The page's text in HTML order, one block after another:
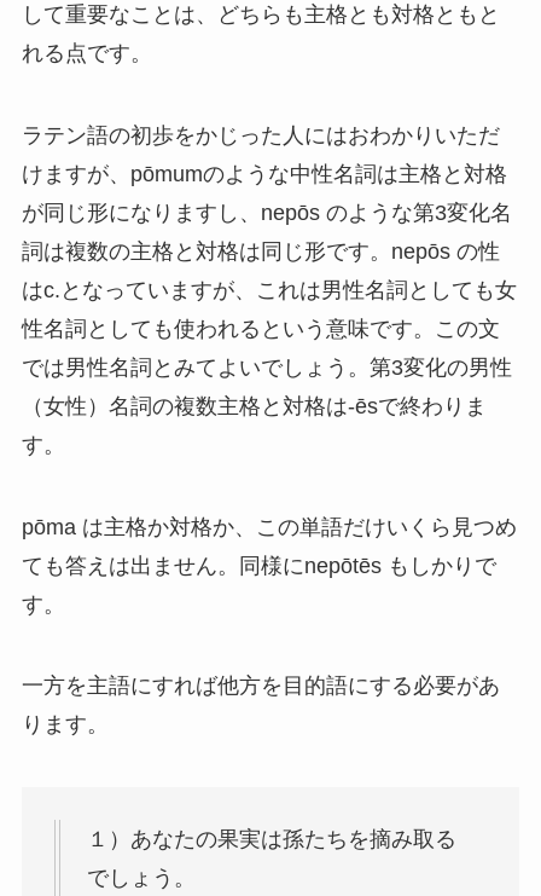
して重要なことは、どちらも主格とも対格ともと
れる点です。
ラテン語の初歩をかじった人にはおわかりいただ
けますが、pōmumのような中性名詞は主格と対格
が同じ形になりますし、nepōs のような第3変化名
詞は複数の主格と対格は同じ形です。nepōs の性
はc.となっていますが、これは男性名詞としても女
性名詞としても使われるという意味です。この文
では男性名詞とみてよいでしょう。第3変化の男性
（女性）名詞の複数主格と対格は-ēsで終わりま
す。
pōma は主格か対格か、この単語だけいくら見つめ
ても答えは出ません。同様にnepōtēs もしかりで
す。
一方を主語にすれば他方を目的語にする必要があ
ります。
１）あなたの果実は孫たちを摘み取る
でしょう。